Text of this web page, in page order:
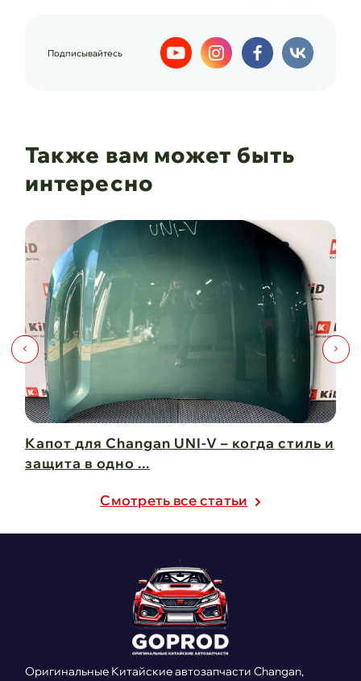
Подписывайтесь
Также вам может быть
интересно
Капот для Changan UNI-V – когда стиль и
защита в одно ...
Cмотреть все статьи
Оригинальные Китайские автозапчасти Changan,